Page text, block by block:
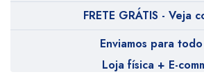
FRETE GRÁTIS - Veja
Enviamos para
Loja física + E-